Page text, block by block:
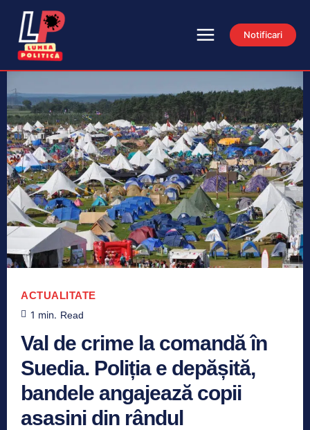
Notificari
ACTUALITATE
1 min. Read
Val de crime la comandă în
Suedia. Poliția e depășită,
bandele angajează copii
asasini din rândul